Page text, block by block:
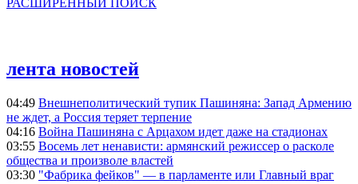
РАСШИРЕННЫЙ ПОИСК
лента новостей
04:49 Внешнеполитический тупик Пашиняна: Запад Армению
не ждет, а Россия теряет терпение
04:16 Война Пашиняна с Арцахом идет даже на стадионах
03:55 Восемь лет ненависти: армянский режиссер о расколе
общества и произволе властей
03:30 "Фабрика фейков" — в парламенте или Главный враг